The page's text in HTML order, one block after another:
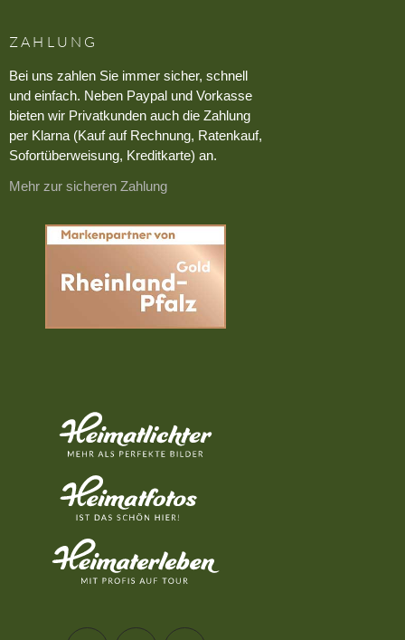
ZAHLUNG
Bei uns zahlen Sie immer sicher, schnell
und einfach. Neben Paypal und Vorkasse
bieten wir Privatkunden auch die Zahlung
per Klarna (Kauf auf Rechnung, Ratenkauf,
Sofortüberweisung, Kreditkarte) an.
Mehr zur sicheren Zahlung